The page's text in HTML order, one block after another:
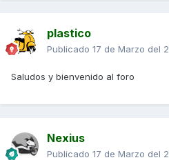
plastico
Publicado 17 de Marzo del
Saludos y bienvenido al foro
Nexius
Publicado 17 de Marzo del